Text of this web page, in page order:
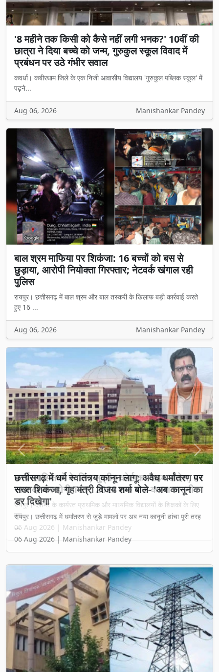
'8 महीने तक किसी को कैसे नहीं लगी भनक?' 10वीं की
छात्रा ने दिया बच्चे को जन्म, गुरुकुल स्कूल विवाद में
प्रबंधन पर उठे गंभीर सवाल
कवर्धा। कबीरधाम जिले के एक निजी आवासीय विद्यालय 'गुरुकुल पब्लिक स्कूल' में
पढ़ने...
Aug 06, 2026 Manishankar Pandey
बाल श्रम माफिया पर शिकंजा: 16 बच्चों को बस से
छुड़ाया, आरोपी नियोक्ता गिरफ्तार; नेटवर्क खंगाल रही
पुलिस
रायपुर। छत्तीसगढ़ में बाल श्रम और बाल तस्करी के खिलाफ बड़ी कार्रवाई करते
हुए 16 ...
Aug 06, 2026 Manishankar Pandey
छत्तीसगढ़ में धर्म स्वातंत्र्य कानून लागू: अवैध धर्मांतरण पर
सख्त शिकंजा, गृह मंत्री विजय शर्मा बोले- 'अब कानून का
डर दिखेगा'
रायपुर। छत्तीसगढ़ में धर्मांतरण से जुड़े मामलों पर अब नया कानूनी ढांचा पूरी तरह
...
06 Aug 2026 | Manishankar Pandey
Previous Next